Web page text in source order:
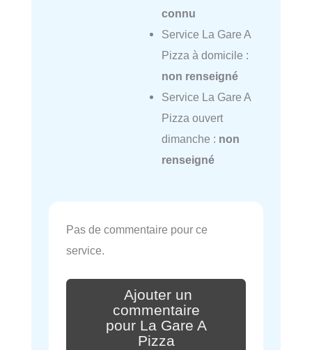
connu
Service La Gare A
Pizza à domicile :
non renseigné
Service La Gare A
Pizza ouvert
dimanche : non
renseigné
Pas de commentaire pour ce
service.
Ajouter un
commentaire
pour La Gare A
Pizza